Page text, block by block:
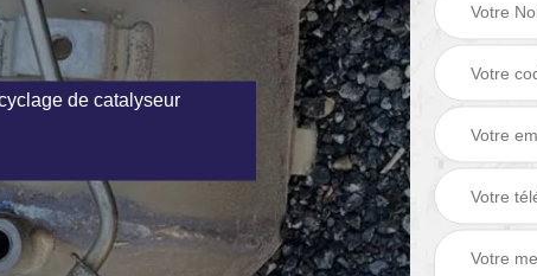
de catalyseur